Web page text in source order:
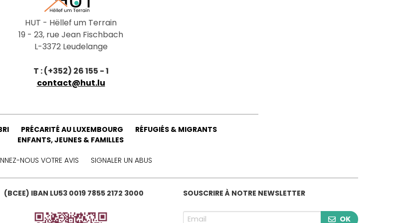
HUT - Hëllef um Terrain
19 - 23, rue Jean Fischbach
L-3372 Leudelange
T : (+352) 26 155 - 1
contact@hut.lu
PRÉCARITÉ AU LUXEMBOURG
RÉFUGIÉS & MIGRANTS
ENFANTS, JEUNES & FAMILLES
NOUS VOTRE AVIS SIGNALER UN ABUS
(BCEE) IBAN LU53 0019 7855 2172 3000 SOUSCRIRE À NOTRE NEWSLETTER
OK